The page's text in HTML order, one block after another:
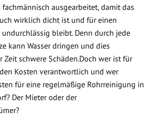
ausgearbeitet, damit das
wirklich dicht ist und für einen
bleibt. Denn durch jede
kann Wasser dringen und dies
Zeit schwere Schäden.Doch wer ist für
Kosten verantwortlich und wer
für eine regelmäßige Rohrreinigung in
Der Mieter oder der